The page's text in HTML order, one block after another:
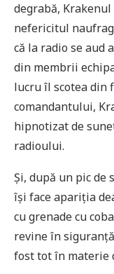
degrabă,
nefericitul
că la radio se aud
din membrii
lucru îl scotea din
comandantului,
hipnotizat de
radioului.
Și, după un pic de
își face apariția
cu grenade cu
revine în
fost tot în materie